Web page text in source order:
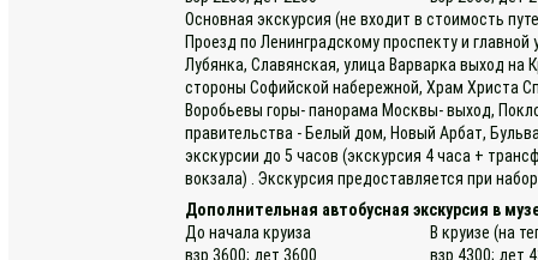
Основная экскурсия (не входит в стоимость
Проезд по Ленинградскому проспекту и
Лубянка, Славянская, улица Варварка выход
стороны Софийской набережной, Храм Христа
Воробьевы горы- панорама Москвы- выход,
правительства - Белый дом, Новый Арбат,
экскурсии до 5 часов (экскурсия 4 часа +
вокзала) . Экскурсия предоставляется при
Дополнительная автобусная экскурсия в
До начала круиза
взр 3600; дет 3600
В круизе (на
взр 4300; дет